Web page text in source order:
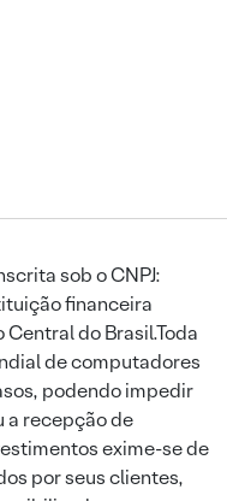
sob o CNPJ:
financeira
do Brasil.Toda
de computadores
podendo impedir
a recepção de
exime-se de
por seus clientes,